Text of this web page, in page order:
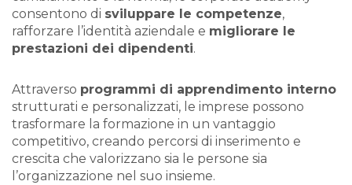
consentono di sviluppare le competenze,
rafforzare l’identità aziendale e migliorare le
prestazioni dei dipendenti.
Attraverso programmi di apprendimento interno
strutturati e personalizzati, le imprese possono
trasformare la formazione in un vantaggio
competitivo, creando percorsi di inserimento e
crescita che valorizzano sia le persone sia
l’organizzazione nel suo insieme.